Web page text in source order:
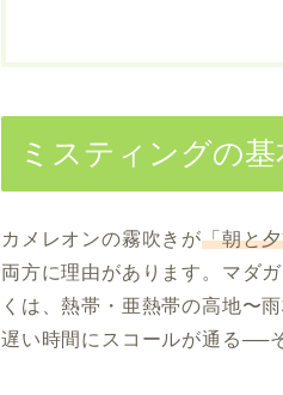
ミスティングの
カメレオンの霧吹きが「朝と
両方に理由があります。マダ
くは、熱帯・亜熱帯の高地〜
遅い時間にスコールが通る──